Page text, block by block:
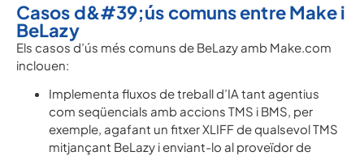
Casos d&#39;ús comuns entre Make i
BeLazy
Els casos d’ús més comuns de BeLazy amb Make.com
inclouen:
Implementa fluxos de treball d’IA tant agentius
com seqüencials amb accions TMS i BMS, per
exemple, agafant un fitxer XLIFF de qualsevol TMS
mitjançant BeLazy i enviant-lo al proveïdor de